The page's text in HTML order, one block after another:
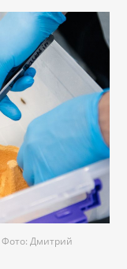
Фото: Дмитрий